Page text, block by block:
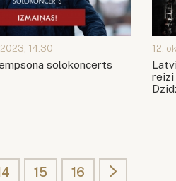
14:30
solokoncerts
12.
reizi
15 16